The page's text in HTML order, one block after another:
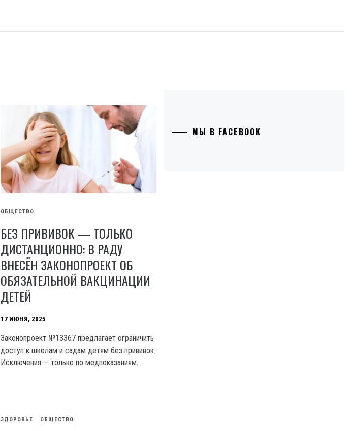
ОБЩЕСТВО
БЕЗ ПРИВИВОК — ТОЛЬКО
ДИСТАНЦИОННО: В РАДУ
ВНЕСЁН ЗАКОНОПРОЕКТ ОБ
ОБЯЗАТЕЛЬНОЙ ВАКЦИНАЦИИ
ДЕТЕЙ
17 ИЮНЯ, 2025
Законопроект №13367 предлагает ограничить
доступ к школам и садам детям без прививок.
Исключения — только по медпоказаниям.
ЗДОРОВЬЕ ОБЩЕСТВО
МЫ В FACEBOOK